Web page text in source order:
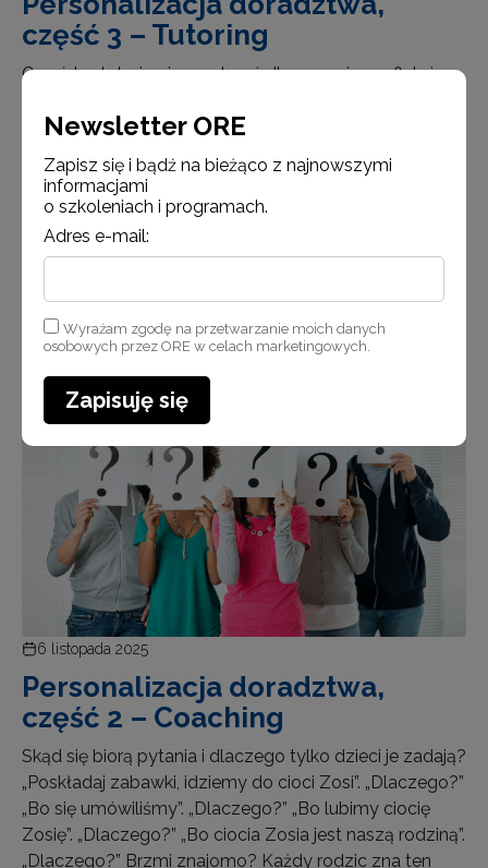
część 3 – Tutoring
Czwórka, tutoring i przestrzeń dla rozwoju – refleksja
im z drogi, bo mam wrażenie, że za chwilę wpadnie
grzywy, napięte mięśnie, pełny galop. Patrzę na jeden
z najsłynniejszych obrazów Józefa Chełm…
Aktualności
6 listopada 2025
Personalizacja doradztwa,
część 2 – Coaching
Skąd się biorą pytania i dlaczego tylko dzieci je zadają?
„Poskładaj zabawki, idziemy do cioci Zosi”. „Dlaczego?”
„Bo się umówiliśmy”. „Dlaczego?” „Bo lubimy ciocię
Zosię”. „Dlaczego?” „Bo ciocia Zosia jest naszą rodziną”.
„Dlaczego?” Brzmi znajomo? Każdy rodzic zna ten
Newsletter ORE
Zapisz się i bądź na bieżąco z najnowszymi
informacjami
o szkoleniach i programach.
Adres e-mail:
Wyrażam zgodę na przetwarzanie moich danych
osobowych przez ORE w celach marketingowych.
Zapisuję się